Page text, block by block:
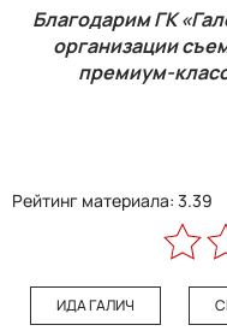
Благодарим ГК
организации
премиум-
Рейтинг материала: 3.39
ИДА ГАЛИЧ